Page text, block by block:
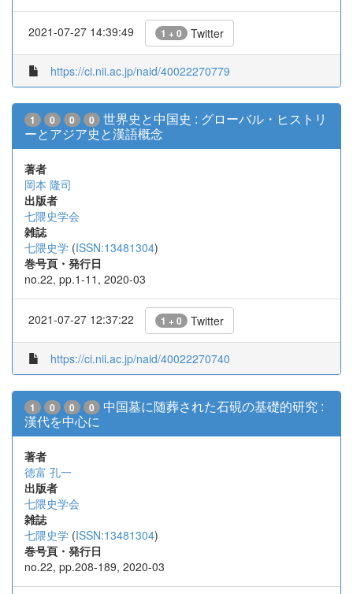
2021-07-27 14:39:49 1 + 0 Twitter
https://ci.nii.ac.jp/naid/40022270779
1 0 0 0
世界史と中国史 : グローバル・ヒストリ
ーとアジア史と漢語概念
著者
岡本 隆司
出版者
七隈史学会
雑誌
七隈史学 (ISSN:13481304)
巻号頁・発行日
no.22, pp.1-11, 2020-03
2021-07-27 12:37:22 1 + 0 Twitter
https://ci.nii.ac.jp/naid/40022270740
1 0 0 0
中国墓に随葬された石硯の基礎的研究 :
漢代を中心に
著者
徳富 孔一
出版者
七隈史学会
雑誌
七隈史学 (ISSN:13481304)
巻号頁・発行日
no.22, pp.208-189, 2020-03